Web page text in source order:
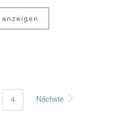
4 Nächste